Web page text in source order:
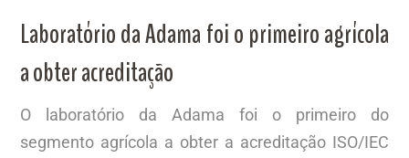
Laboratório da Adama foi o primeiro agrícola
a obter acreditação
O laboratório da Adama foi o primeiro do
segmento agrícola a obter a acreditação ISO/IEC